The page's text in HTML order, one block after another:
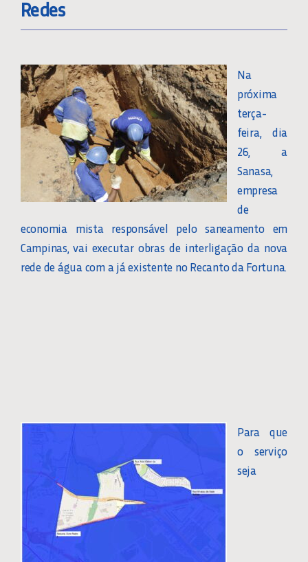
Redes
Na
próxima
terça-
feira, dia
26, a
Sanasa,
empresa
de
economia mista responsável pelo saneamento em
Campinas, vai executar obras de interligação da nova
rede de água com a já existente no Recanto da Fortuna.
Para que
o serviço
seja